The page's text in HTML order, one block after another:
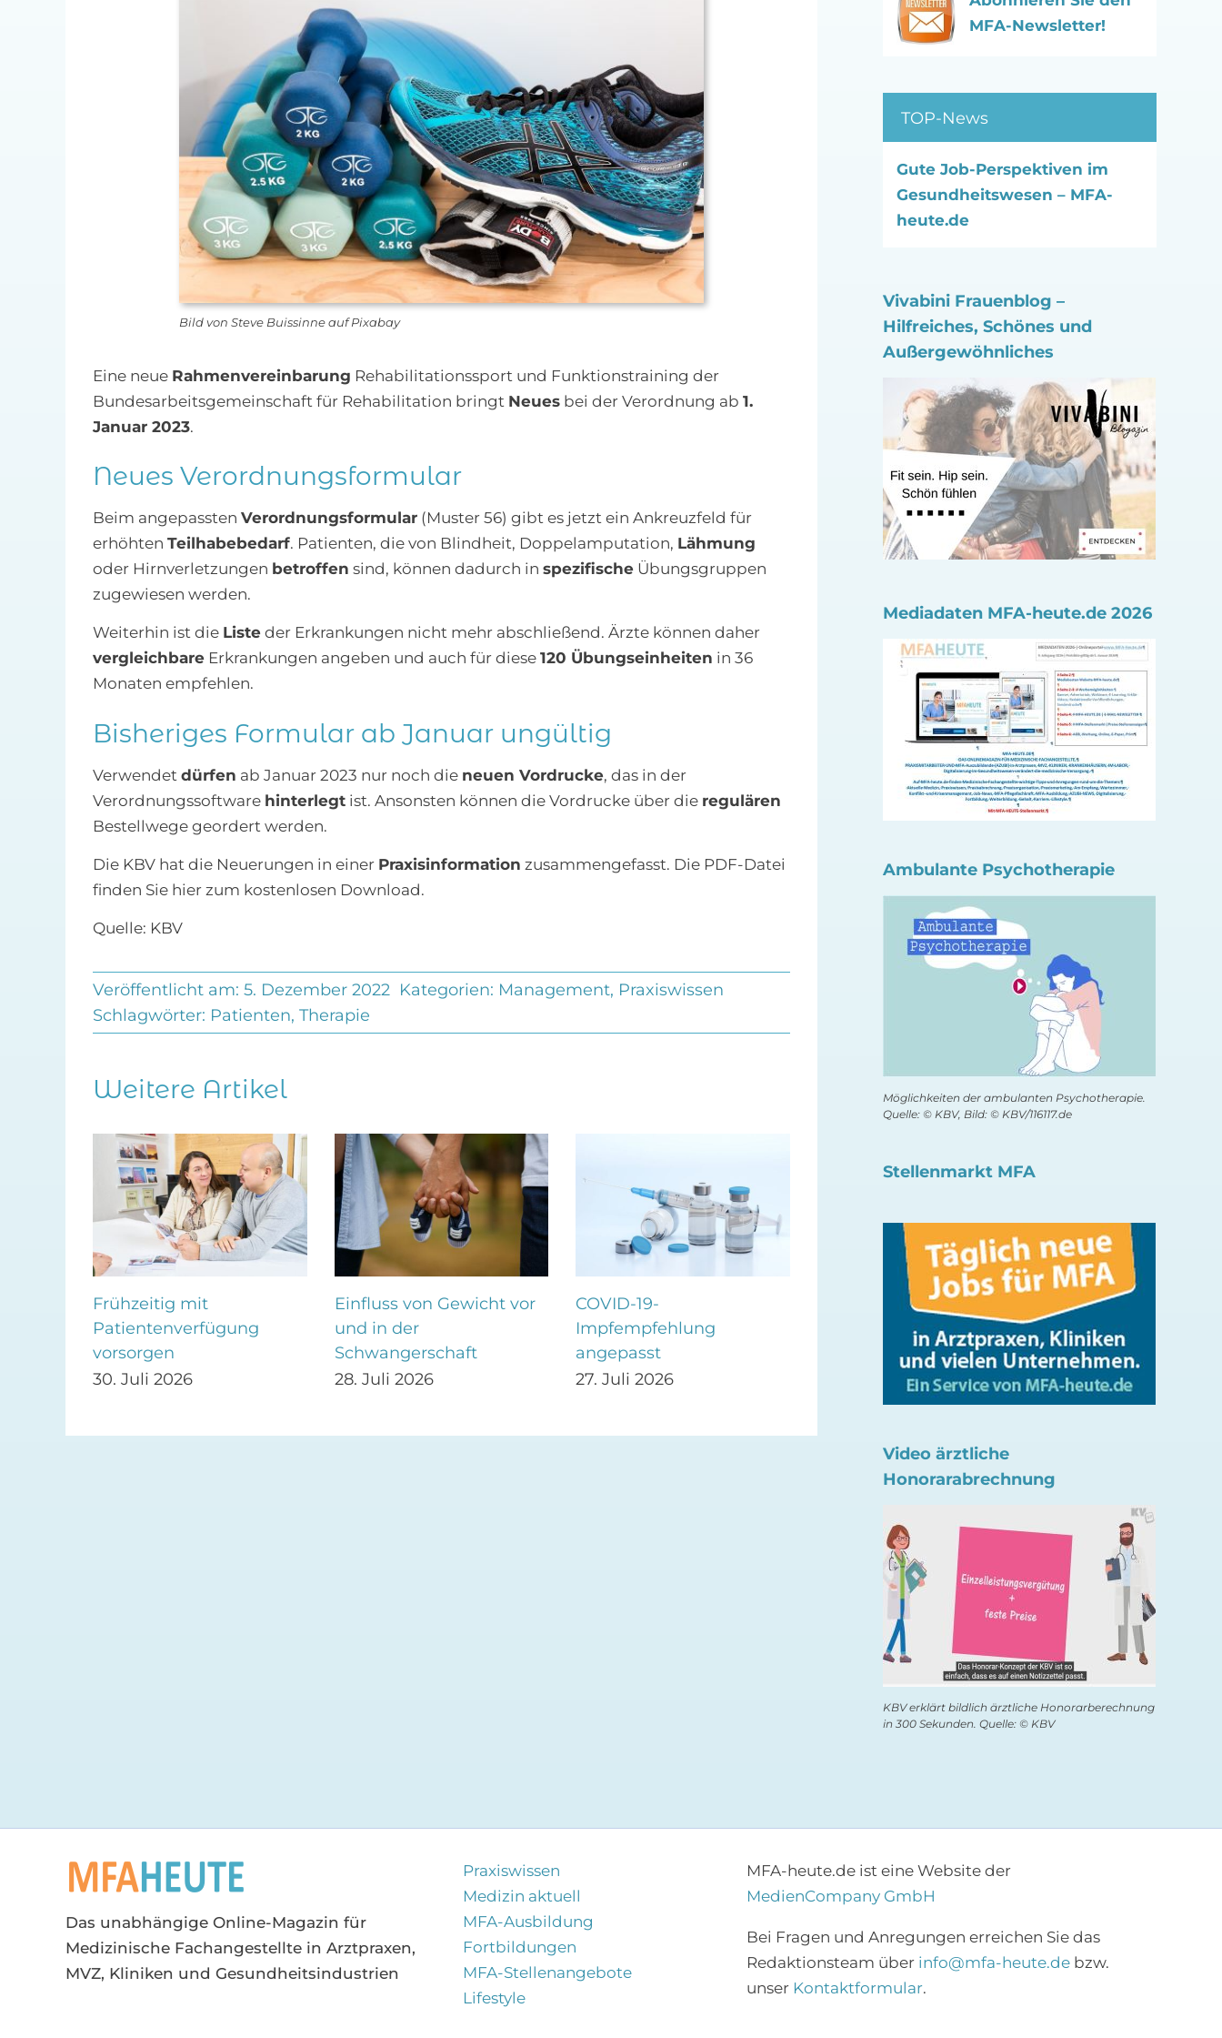
Bild von Steve Buissinne auf Pixabay
Eine neue Rahmenvereinbarung Rehabilitationssport und Funktionstraining der
Bundesarbeitsgemeinschaft für Rehabilitation bringt Neuesbei der Verordnung ab 1.
Januar 2023.
Neues Verordnungsformular
Beim angepassten Verordnungsformular(Muster 56) gibt es jetzt ein Ankreuzfeld für
erhöhten Teilhabebedarf. Patienten, die von Blindheit, Doppelamputation, Lähmung
oder Hirnverletzungen betroffen sind, können dadurch in spezifischeÜbungsgruppen
zugewiesen werden.
Weiterhin ist die Listeder Erkrankungen nicht mehr abschließend. Ärzte können daher
vergleichbareErkrankungen angeben und auch für diese 120 Übungseinheiten in 36
Monaten empfehlen.
Bisheriges Formular ab Januar ungültig
Verwendet dürfen ab Januar 2023 nur noch die neuen Vordrucke, das in der
Verordnungssoftware hinterlegtist. Ansonsten können die Vordrucke über die regulären
Bestellwege geordert werden.
Die KBV hat die Neuerungen in einer Praxisinformation zusammengefasst. Die PDF-Datei
finden Sie hier zum kostenlosen Download.
Quelle: KBV
Veröffentlicht am: 5. Dezember 2022 Kategorien: Management, Praxiswissen
Schlagwörter: Patienten, Therapie
Weitere Artikel
Frühzeitig mit
Patientenverfügung
vorsorgen
30. Juli 2026
Einfluss von Gewicht vor
und in der
Schwangerschaft
28. Juli 2026
COVID-19-
Impfempfehlung
angepasst
27. Juli 2026
Konzept zur Einführung
der eÜberweisung
7. August 2026
Unbekannt?
Infektionen
5. August 2026
MFA-Newsletter!
TOP-News
Gute Job-Perspektiven im
Gesundheitswesen – MFA-
heute.de
Vivabini Frauenblog –
Hilfreiches, Schönes und
Außergewöhnliches
Mediadaten MFA-heute.de 2026
Ambulante Psychotherapie
Möglichkeiten der ambulanten Psychotherapie.
Quelle: © KBV, Bild: © KBV/116117.de
Stellenmarkt MFA
Video ärztliche
Honorarabrechnung
KBV erklärt bildlich ärztliche Honorarberechnung
in 300 Sekunden. Quelle: © KBV
Das unabhängige Online-Magazin für
Medizinische Fachangestellte in Arztpraxen,
MVZ, Kliniken und Gesundheitsindustrien
Praxiswissen
Medizin aktuell
MFA-Ausbildung
Fortbildungen
MFA-Stellenangebote
Lifestyle
MFA-heute.de ist eine Website der
MedienCompany GmbH
Bei Fragen und Anregungen erreichen Sie das
Redaktionsteam über info@mfa-heute.debzw.
unser Kontaktformular.